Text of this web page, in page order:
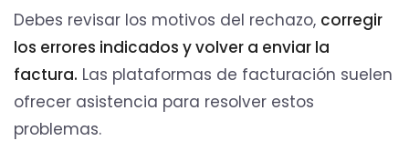
Debes revisar los motivos del rechazo, corregir
los errores indicados y volver a enviar la
factura. Las plataformas de facturación suelen
ofrecer asistencia para resolver estos
problemas.